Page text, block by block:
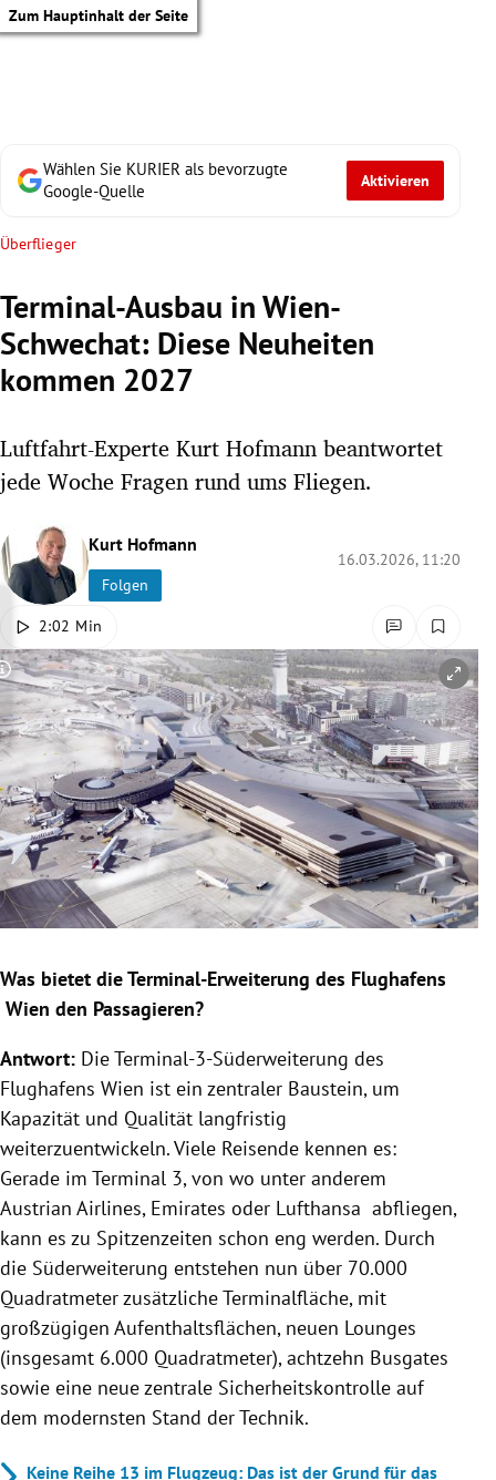
Zum Hauptinhalt der Seite
Untermenü
Untermenü
Untermenü
Untermenü
Untermenü
Untermenü
Untermenü
Wählen Sie KURIER als bevorzugte
Google-Quelle
Aktivieren
Überflieger
Terminal-Ausbau in Wien-
Schwechat: Diese Neuheiten
kommen 2027
Luftfahrt-Experte Kurt Hofmann beantwortet
jede Woche Fragen rund ums Fliegen.
Kurt Hofmann
Folgen
16.03.2026, 11:20
2:02 Min
Copyright-Hinweis öffnen/schließen
Was bietet die Terminal-Erweiterung des Flughafens
Wien den Passagieren?
Antwort: Die Terminal-3-Süderweiterung des
Flughafens Wien ist ein zentraler Baustein, um
Kapazität und Qualität langfristig
weiterzuentwickeln. Viele Reisende kennen es:
Gerade im Terminal 3, von wo unter anderem
Austrian Airlines, Emirates oder Lufthansa abfliegen,
kann es zu Spitzenzeiten schon eng werden. Durch
die Süderweiterung entstehen nun über 70.000
Quadratmeter zusätzliche Terminalfläche, mit
großzügigen Aufenthaltsflächen, neuen Lounges
(insgesamt 6.000 Quadratmeter), achtzehn Busgates
sowie eine neue zentrale Sicherheitskontrolle auf
dem modernsten Stand der Technik.
Keine Reihe 13 im Flugzeug: Das ist der Grund für das